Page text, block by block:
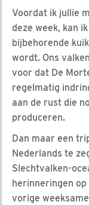
Voordat ik jullie
deze week, kan
bijbehorende
wordt. Ons
voor dat De
regelmatig
aan de rust die
produceren.
Dan maar een
Nederlands te
Slechtvalken-
herinneringen
vorige